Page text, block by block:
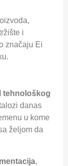
i
značaju Ei
tehnološkog
danas
u kome
željom da
,